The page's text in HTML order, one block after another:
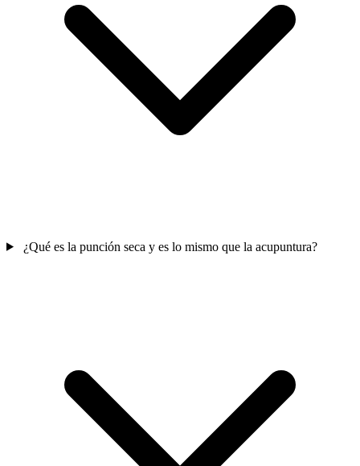
¿Qué es la punción seca y es lo mismo que la acupuntura?